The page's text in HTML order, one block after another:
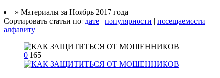
» Материалы за Ноябрь 2017 года
Сортировать статьи по: дате | популярности | посещаемости |
алфавиту
0 165